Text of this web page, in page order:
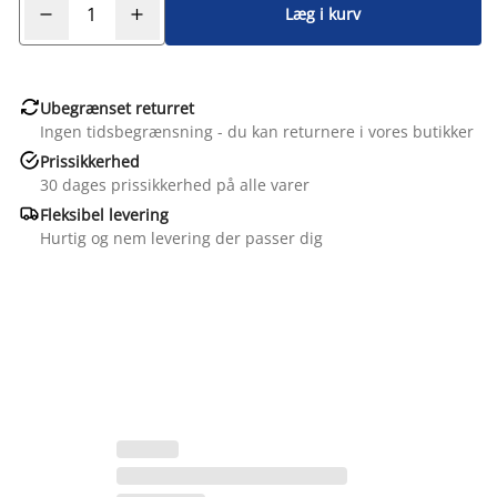
Læg i kurv
Ubegrænset returret
Ingen tidsbegrænsning - du kan returnere i vores butikker
Prissikkerhed
30 dages prissikkerhed på alle varer
Fleksibel levering
Hurtig og nem levering der passer dig